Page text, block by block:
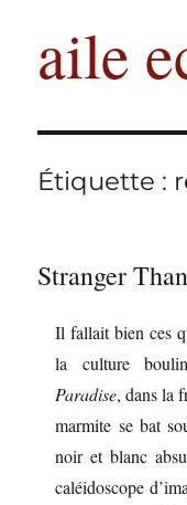
aile
Étiquette :
Stranger
Il fallait bien ces
la culture
Paradise, dans la
marmite se bat
noir et blanc
caléidoscope